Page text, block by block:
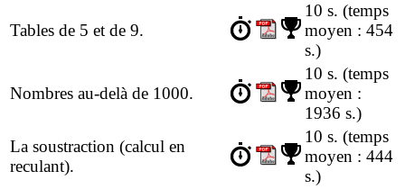
Tables de 5 et de 9.
10 s. (temps
moyen : 454
s.)
Nombres au-delà de 1000.
10 s. (temps
moyen :
1936 s.)
La soustraction (calcul en
reculant).
10 s. (temps
moyen : 444
s.)